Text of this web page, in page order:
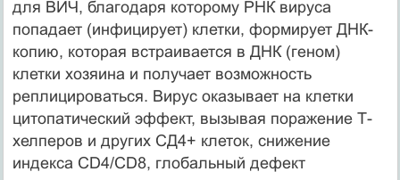
для ВИЧ, благодаря которому РНК вируса
попадает (инфицирует) клетки, формирует ДНК-
копию, которая встраивается в ДНК (геном)
клетки хозяина и получает возможность
реплицироваться. Вирус оказывает на клетки
цитопатический эффект, вызывая поражение Т-
хелперов и других СД4+ клеток, снижение
индекса CD4/CD8, глобальный дефект